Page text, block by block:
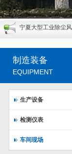
宁夏大型工业除尘
150t/h循环流化床改
人造板大型主引风
锅炉用高效低噪风机
一批超微粉碎系统
热烈祝贺我公司出
制造装备
EQUIPMENT
生产设备
检测仪表
车间现场